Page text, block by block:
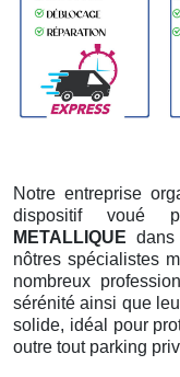
Notre entreprise
dispositif voué
METALLIQUE
nôtres spécialistes
nombreux
sérénité ainsi que
solide, idéal pour
outre tout parking